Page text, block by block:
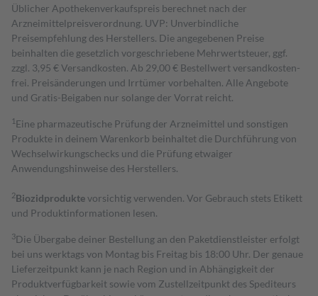
Üblicher Apothekenverkaufspreis berechnet nach der
Arzneimittelpreisverordnung. UVP: Unverbindliche
Preisempfehlung des Herstellers. Die angegebenen Preise
beinhalten die gesetzlich vorgeschriebene Mehrwertsteuer, ggf.
zzgl. 3,95 € Versandkosten. Ab 29,00 € Bestell­wert versand­kosten­
frei. Preisänderungen und Irrtümer vorbehalten. Alle Angebote
und Gratis-Beigaben nur solange der Vorrat reicht.
1 Eine pharmazeutische Prüfung der Arzneimittel und sonstigen
Produkte in deinem Warenkorb beinhaltet die Durchführung von
Wechselwirkungschecks und die Prüfung etwaiger
Anwendungshinweise des Herstellers.
2Biozidproduktevorsichtig verwenden. Vor Gebrauch stets Etikett
und Produktinformationen lesen.
3Die Übergabe deiner Bestellung an den Paketdienstleister erfolgt
bei uns werktags von Montag bis Freitag bis 18:00 Uhr. Der genaue
Lieferzeitpunkt kann je nach Region und in Abhängigkeit der
Produktverfügbarkeit sowie vom Zustellzeitpunkt des Spediteurs